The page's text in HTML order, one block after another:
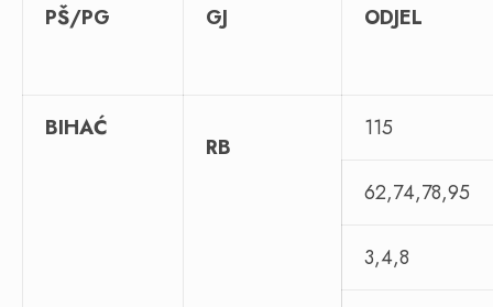
PŠ/PG GJ ODJEL
BIHAĆ
RB
115
62,74,78,95
3,4,8